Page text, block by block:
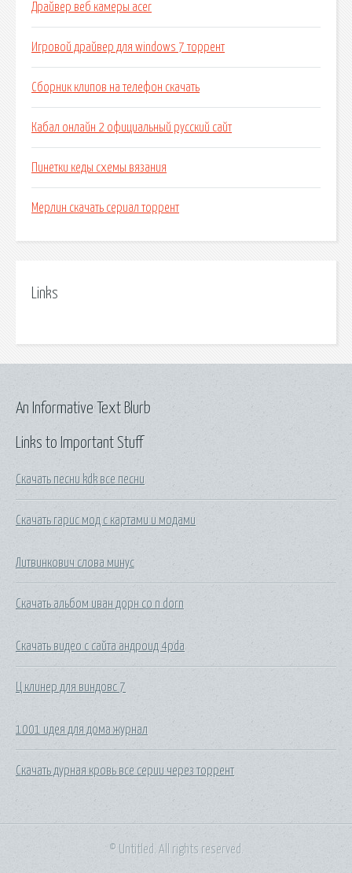
Драйвер веб камеры acer
Игровой драйвер для windows 7 торрент
Сборник клипов на телефон скачать
Кабал онлайн 2 официальный русский сайт
Пинетки кеды схемы вязания
Мерлин скачать сериал торрент
Links
Links to Important Stuff
Скачать песни kdk все песни
Скачать гарис мод с картами и модами
Литвинкович слова минус
Скачать альбом иван дорн co n dorn
Скачать видео с сайта андроид 4pda
Ц клинер для виндовс 7
1001 идея для дома журнал
Скачать дурная кровь все серии через торрент
An Informative Text Blurb
© Untitled. All rights reserved.